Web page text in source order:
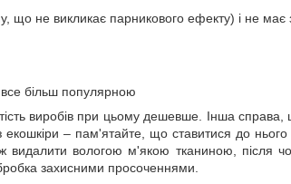
що не викликає парникового ефекту) і не має
все більш популярною
виробів при цьому дешевше. Інша справа,
– пам'ятайте, що ставитися до нього
видалити вологою м'якою тканиною, після
захисними просоченнями.